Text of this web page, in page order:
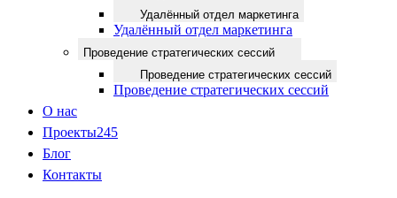
Удалённый отдел маркетинга
Удалённый отдел маркетинга
Проведение стратегических сессий
Проведение стратегических сессий
Проведение стратегических сессий
О нас
Проекты245
Блог
Контакты